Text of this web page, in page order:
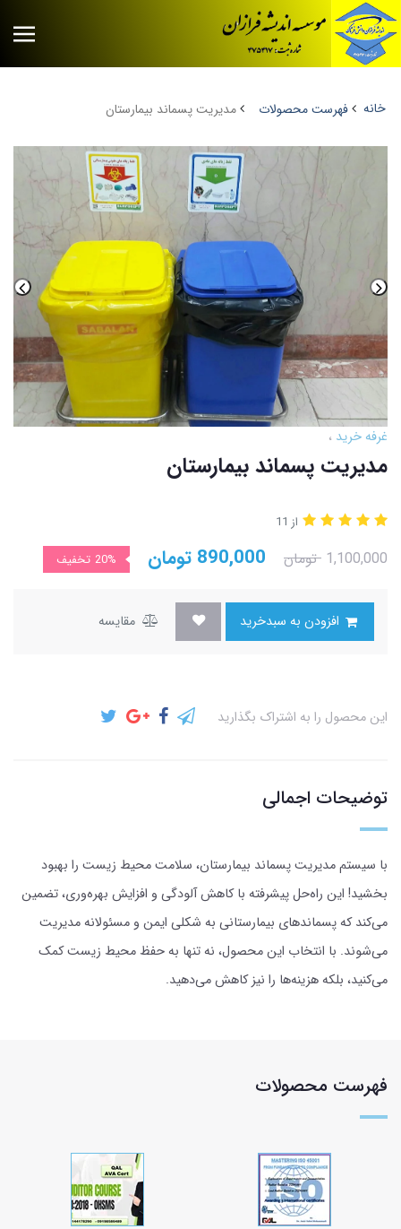
خانه فهرست محصولات مدیریت پسماند بیمارستان
غرفه خرید
مدیریت پسماند بیمارستان
از 11
1,100,000 تومان 890,000 تومان 20% تخفیف
مقایسه
این محصول را به اشتراک بگذارید
توضیحات اجمالی
با سیستم مدیریت پسماند بیمارستان، سلامت محیط زیست را بهبود
بخشید! این راه‌حل پیشرفته با کاهش آلودگی و افزایش بهره‌وری، تضمین
می‌کند که پسماندهای بیمارستانی به شکلی ایمن و مسئولانه مدیریت
می‌شوند. با انتخاب این محصول، نه تنها به حفظ محیط زیست کمک
می‌کنید، بلکه هزینه‌ها را نیز کاهش می‌دهید.
فهرست محصولات